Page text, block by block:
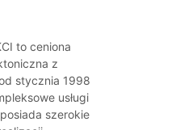
to ceniona
z
stycznia 1998
usługi
szerokie